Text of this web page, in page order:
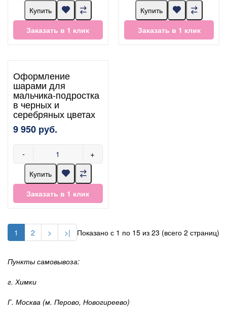
Купить
Заказать в 1 клик
Купить
Заказать в 1 клик
Оформление
шарами для
мальчика-подростка
в черных и
серебряных цветах
9 950 руб.
- +
Купить
Заказать в 1 клик
1 2 > >| Показано с 1 по 15 из 23 (всего 2 страниц)
Пункты самовывоза:
г. Химки
Г. Москва (м. Перово, Новогиреево)